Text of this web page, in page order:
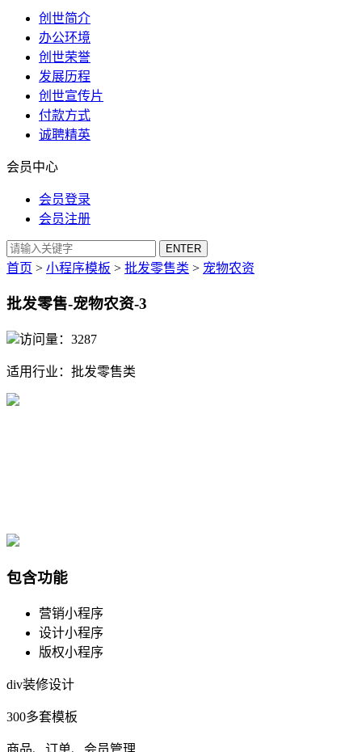
创世简介
办公环境
创世荣誉
发展历程
创世宣传片
付款方式
诚聘精英
会员中心
会员登录
会员注册
首页 > 小程序模板 > 批发零售类 > 宠物农资
批发零售-宠物农资-3
访问量：3287
适用行业： 批发零售类
包含功能
营销小程序
设计小程序
版权小程序
div装修设计
300多套模板
商品、订单、会员管理